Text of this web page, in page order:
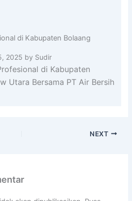
di Kabupaten Bolaang
2025 by Sudir
di Kabupaten
Utara Bersama PT Air Bersih
NEXT